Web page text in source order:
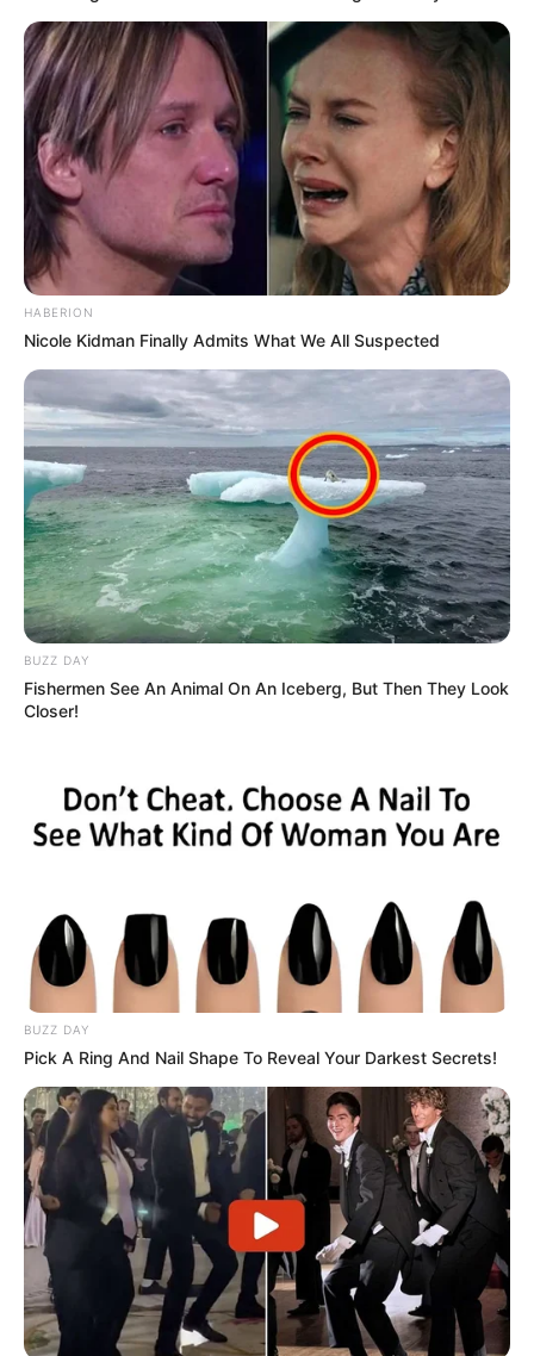
HABERION
Nicole Kidman Finally Admits What We All Suspected
BUZZ DAY
Fishermen See An Animal On An Iceberg, But Then They Look
Closer!
BUZZ DAY
Pick A Ring And Nail Shape To Reveal Your Darkest Secrets!